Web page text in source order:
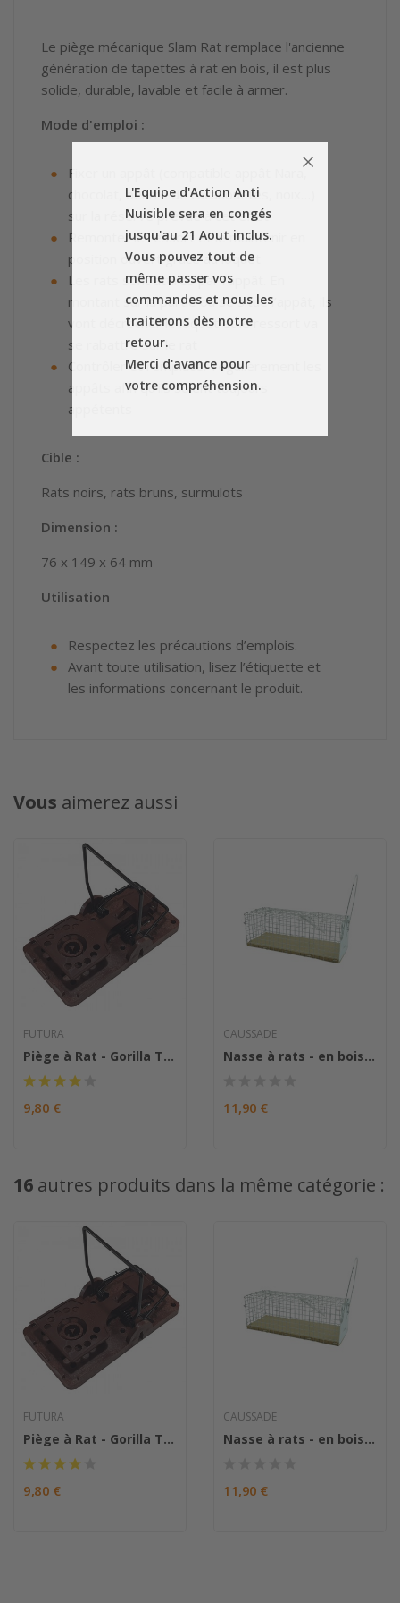
Le piège mécanique Slam Rat remplace l'ancienne
génération de tapettes à rat en bois, il est plus
solide, durable, lavable et facile à armer.
Mode d'emploi :
Fixer un appât (compatible appât Nara,
chocolat, beurre de cacahouètes, noix…)
sur la réserve prévue à cet effet
Remonter le ressort et le maintenir en
position ouvert grâce au loquet
Les rats sont attirés par l’appât. En
montant sur la partie où se situe l’appât, ils
vont décrocher le loquet et le ressort va
se rabattre sur le rat
Contrôler et remplacer régulièrement les
appâts afin qu’ils soient toujours
appétents
Cible :
Rats noirs, rats bruns, surmulots
Dimension :
76 x 149 x 64 mm
Utilisation
Respectez les précautions d’emplois.
Avant toute utilisation, lisez l’étiquette et
les informations concernant le produit.
Vous aimerez aussi
FUTURA
Piège à Rat - Gorilla Trap
9,80 €
CAUSSADE
Nasse à rats - en bois FSC
11,90 €
16 autres produits dans la même catégorie :
FUTURA
Piège à Rat - Gorilla Trap
9,80 €
CAUSSADE
Nasse à rats - en bois FSC
11,90 €
L'Equipe d'Action Anti
Nuisible sera en congés
jusqu'au 21 Aout inclus.
Vous pouvez tout de
même passer vos
commandes et nous les
traiterons dès notre
retour.
Merci d'avance pour
votre compréhension.